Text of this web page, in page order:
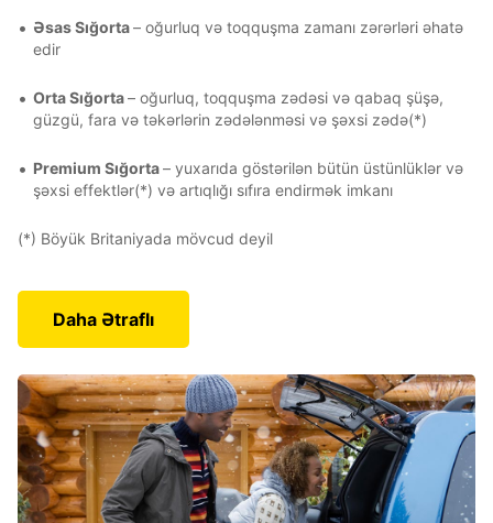
Əsas Sığorta– oğurluq və toqquşma zamanı zərərləri əhatə
edir
Orta Sığorta– oğurluq, toqquşma zədəsi və qabaq şüşə,
güzgü, fara və təkərlərin zədələnməsi və şəxsi zədə(*)
Premium Sığorta– yuxarıda göstərilən bütün üstünlüklər və
şəxsi effektlər(*) və artıqlığı sıfıra endirmək imkanı
(*) Böyük Britaniyada mövcud deyil
Daha Ətraflı